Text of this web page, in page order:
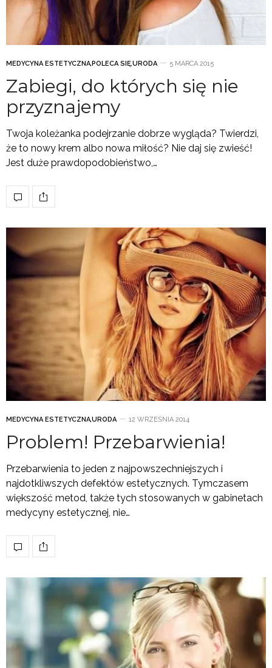
MEDYCYNA ESTETYCZNA,POLECA SIĘ,URODA 5 MARCA 2015
Zabiegi, do których się nie
przyznajemy
Twoja koleżanka podejrzanie dobrze wygląda? Twierdzi,
że to nowy krem albo nowa miłość? Nie daj się zwieść!
Jest duże prawdopodobieństwo,…
MEDYCYNA ESTETYCZNA,URODA 12 WRZEŚNIA 2014
Problem! Przebarwienia!
Przebarwienia to jeden z najpowszechniejszych i
najdotkliwszych defektów estetycznych. Tymczasem
większość metod, także tych stosowanych w gabinetach
medycyny estetycznej, nie…